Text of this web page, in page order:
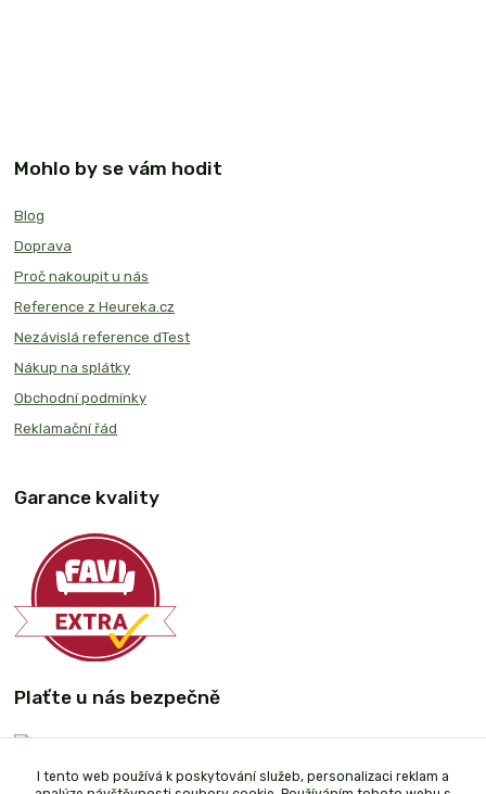
Mohlo by se vám hodit
Blog
Doprava
Proč nakoupit u nás
Reference z Heureka.cz
Nezávislá reference dTest
Nákup na splátky
Obchodní podmínky
Reklamační řád
Garance kvality
Plaťte u nás bezpečně
I tento web používá k poskytování služeb, personalizaci reklam a